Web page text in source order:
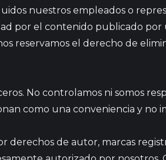
nuestros empleados o
por el contenido publicado
reservamos el derecho de
No controlamos ni somos
como una conveniencia y no
derechos de autor, marcas